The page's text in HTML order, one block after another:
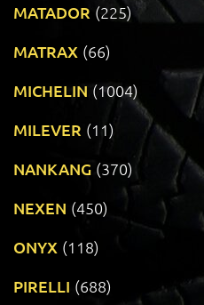
MATADOR (225)
MATRAX (66)
MICHELIN (1004)
MILEVER (11)
NANKANG (370)
NEXEN (450)
ONYX (118)
PIRELLI (688)